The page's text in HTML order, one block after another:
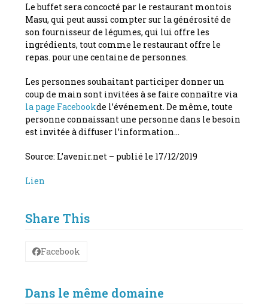
Le buffet sera concocté par le restaurant montois
Masu, qui peut aussi compter sur la générosité de
son fournisseur de légumes, qui lui offre les
ingrédients, tout comme le restaurant offre le
repas. pour une centaine de personnes.
Les personnes souhaitant participer donner un
coup de main sont invitées à se faire connaître via
la page Facebookde l’événement. De même, toute
personne connaissant une personne dans le besoin
est invitée à diffuser l’information…
Source: L’avenir.net – publié le 17/12/2019
Lien
Share This
Facebook
Dans le même domaine